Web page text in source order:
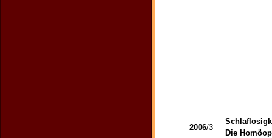
2006/3
Die